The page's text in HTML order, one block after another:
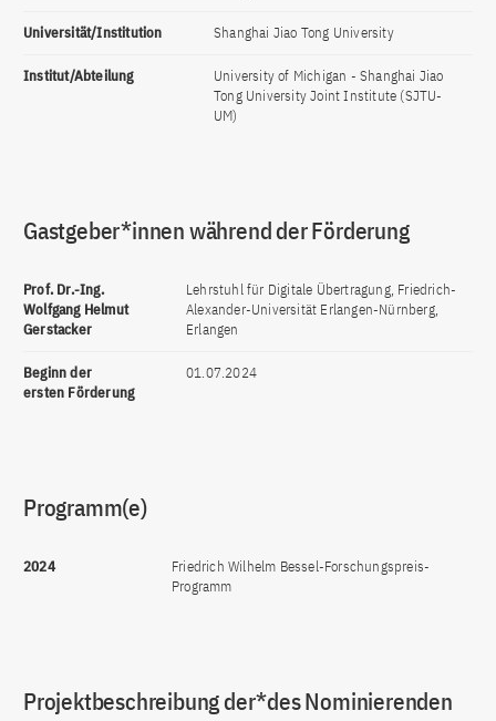
Universität/Institution Shanghai Jiao Tong University
Institut/Abteilung
University of Michigan - Shanghai Jiao
Tong University Joint Institute (SJTU-
UM)
Gastgeber*innen während der Förderung
Prof. Dr.-Ing.
Wolfgang Helmut
Gerstacker
Lehrstuhl für Digitale Übertragung, Friedrich-
Alexander-Universität Erlangen-Nürnberg,
Erlangen
Beginn der
ersten Förderung
01.07.2024
Programm(e)
2024
Friedrich Wilhelm Bessel-Forschungspreis-
Programm
Projektbeschreibung der*des Nominierenden